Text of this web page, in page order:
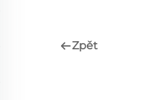
Zpět